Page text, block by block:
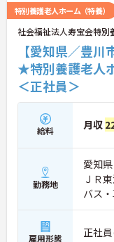
施設で、これまでの
活躍したい方におすす
ご興味をお持ちの方
トをお伝えしますの
いませ。
特別養護老人ホーム（特養）
社会福祉法人寿宝会特別
【愛知県／豊
★特別養護老人
＜正社員＞
給料 月収
勤務地
愛知
ＪＲ
バス
雇用形態 正社